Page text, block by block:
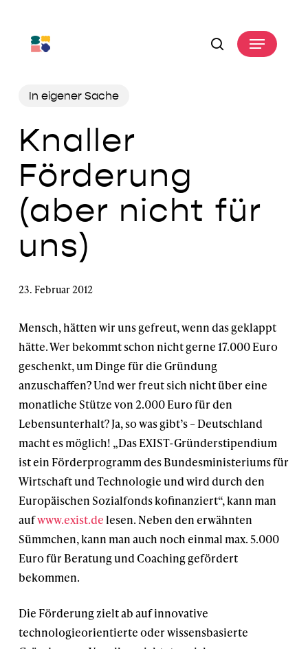
search
Menu
In eigener Sache
Knaller
Förderung
(aber nicht für
uns)
23. Februar 2012
Mensch, hätten wir uns gefreut, wenn das geklappt
hätte. Wer bekommt schon nicht gerne 17.000 Euro
geschenkt, um Dinge für die Gründung
anzuschaffen? Und wer freut sich nicht über eine
monatliche Stütze von 2.000 Euro für den
Lebensunterhalt? Ja, so was gibt’s – Deutschland
macht es möglich! „Das EXIST-Gründerstipendium
ist ein Förderprogramm des Bundesministeriums für
Wirtschaft und Technologie und wird durch den
Europäischen Sozialfonds kofinanziert“, kann man
aufwww.exist.delesen. Neben den erwähnten
Sümmchen, kann man auch noch einmal max. 5.000
Euro für Beratung und Coaching gefördert
bekommen.
Die Förderung zielt ab auf innovative
technologieorientierte oder wissensbasierte